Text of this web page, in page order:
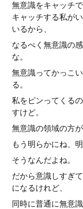
無意識をキャッチ
キャッチする私が
いるから、
なるべく無意識の
な。
無意識ってかっこ
る。
私をピンってくる
すけど。
無意識の領域の方
もう明らかにね、
そうなんだよね。
だから意識しすぎ
になるけれど、
同時に普通に無意